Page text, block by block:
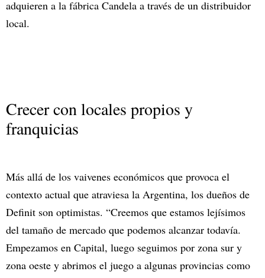
adquieren a la fábrica Candela a través de un distribuidor
local.
Crecer con locales propios y
franquicias
Más allá de los vaivenes económicos que provoca el
contexto actual que atraviesa la Argentina, los dueños de
Definit son optimistas. “Creemos que estamos lejísimos
del tamaño de mercado que podemos alcanzar todavía.
Empezamos en Capital, luego seguimos por zona sur y
zona oeste y abrimos el juego a algunas provincias como